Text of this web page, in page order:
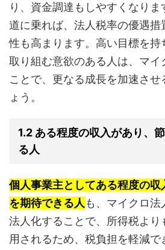
り、資金調達もしやすくなり
道に乗れば、法人税率の優遇
性も高まります。高い目標を持
取り組む意欲のある人は、マイ
ことで、更なる成長を加速させ
ょう。
1.2 ある程度の収入があり、
る人
個人事業主としてある程度の
を期待できる人 も、マイクロ法
法人化することで、所得税より
用されるため、税負担を軽減で